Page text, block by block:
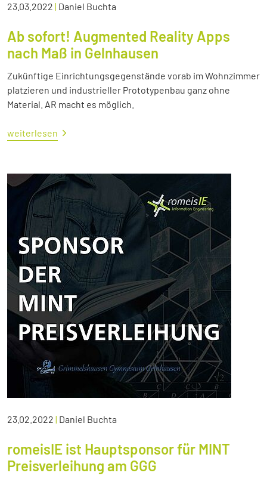
23.03.2022 | Daniel Buchta
Ab sofort! Augmented Reality Apps
nach Maß in Gelnhausen
Zukünftige Einrichtungsgegenstände vorab im Wohnzimmer
platzieren und industrieller Prototypenbau ganz ohne
Material. AR macht es möglich.
weiterlesen
23.02.2022 | Daniel Buchta
romeisIE ist Hauptsponsor für MINT
Preisverleihung am GGG